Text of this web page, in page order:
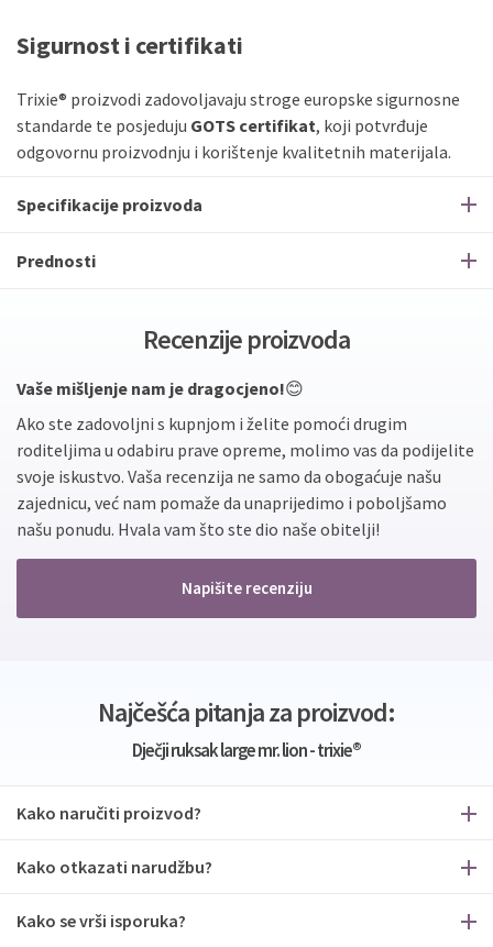
Sigurnost i certifikati
Trixie® proizvodi zadovoljavaju stroge europske sigurnosne
standarde te posjeduju GOTS certifikat, koji potvrđuje
odgovornu proizvodnju i korištenje kvalitetnih materijala.
Specifikacije proizvoda
Prednosti
Recenzije proizvoda
Vaše mišljenje nam je dragocjeno!😊
Ako ste zadovoljni s kupnjom i želite pomoći drugim
roditeljima u odabiru prave opreme, molimo vas da podijelite
svoje iskustvo. Vaša recenzija ne samo da obogaćuje našu
zajednicu, već nam pomaže da unaprijedimo i poboljšamo
našu ponudu. Hvala vam što ste dio naše obitelji!
Napišite recenziju
Najčešća pitanja za proizvod:
Dječji ruksak large mr. lion - trixie®
Kako naručiti proizvod?
Kako otkazati narudžbu?
Kako se vrši isporuka?